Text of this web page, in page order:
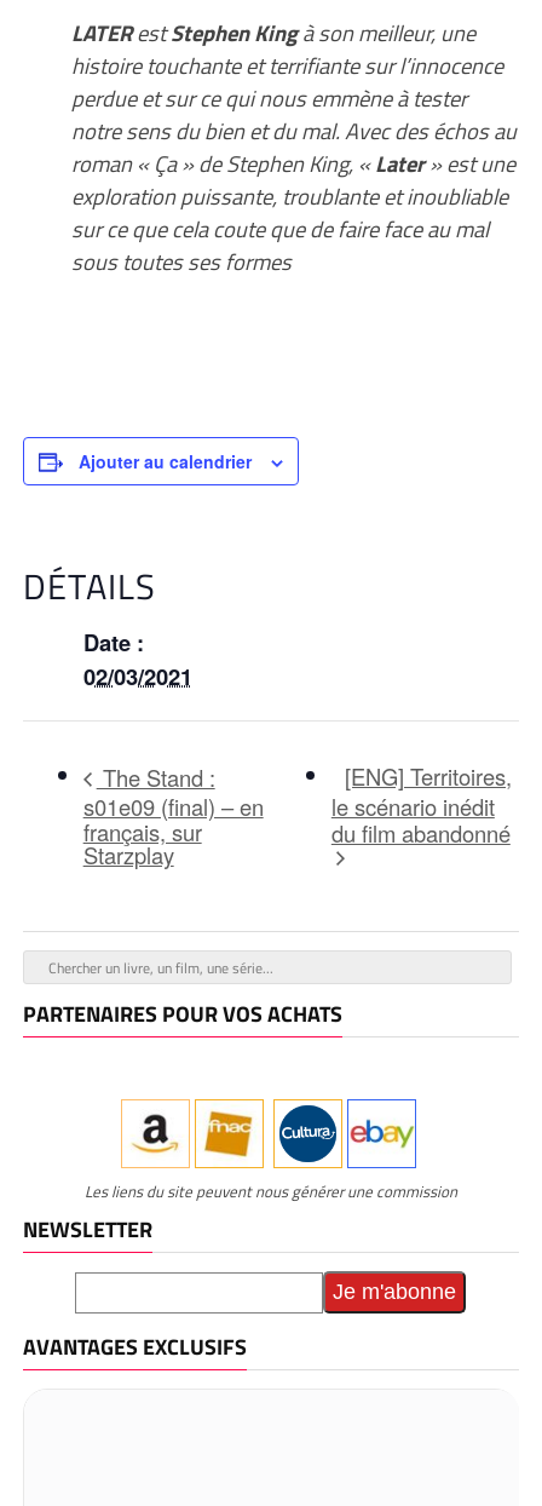
LATERestStephen Kingà son meilleur, une
histoire touchante et terrifiante sur l’innocence
perdue et sur ce qui nous emmène à tester
notre sens du bien et du mal. Avec des échos au
roman « Ça » de Stephen King, «Later» est une
exploration puissante, troublante et inoubliable
sur ce que cela coute que de faire face au mal
sous toutes ses formes
Ajouter au calendrier
DÉTAILS
Date :
02/03/2021
The Stand :
s01e09 (final) – en
français, sur
Starzplay
[ENG] Territoires,
le scénario inédit
du film abandonné
PARTENAIRES POUR VOS ACHATS
Les liens du site peuvent nous générer une commission
NEWSLETTER
AVANTAGES EXCLUSIFS